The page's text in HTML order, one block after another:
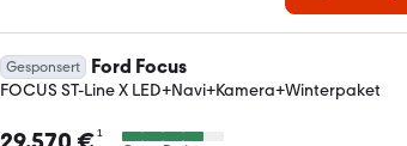
Gesponsert Ford Focus
FOCUS ST-Line X LED+Navi+Kamera+Winterpaket
¹